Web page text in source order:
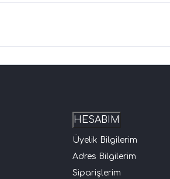
HESABIM
Üyelik Bilgilerim
Adres Bilgilerim
Siparişlerim